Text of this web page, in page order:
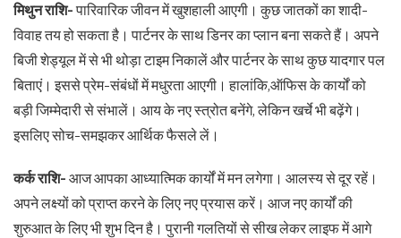
मिथुन राशि-पारिवारिक जीवन में खुशहाली आएगी। कुछ जातकों का शादी-
विवाह तय हो सकता है। पार्टनर के साथ डिनर का प्लान बना सकते हैं। अपने
बिजी शेड्यूल में से भी थोड़ा टाइम निकालें और पार्टनर के साथ कुछ यादगार पल
बिताएं। इससे प्रेम-संबंधों में मधुरता आएगी। हालांकि,ऑफिस के कार्यों को
बड़ी जिम्मेदारी से संभालें। आय के नए स्त्रोत बनेंगे, लेकिन खर्चे भी बढ़ेंगे।
इसलिए सोच-समझकर आर्थिक फैसले लें।
कर्क राशि- आज आपका आध्यात्मिक कार्यों में मन लगेगा। आलस्य से दूर रहें।
अपने लक्ष्यों को प्राप्त करने के लिए नए प्रयास करें। आज नए कार्यों की
शुरुआत के लिए भी शुभ दिन है। पुरानी गलतियों से सीख लेकर लाइफ में आगे